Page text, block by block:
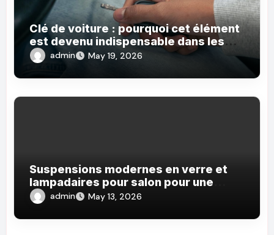
Clé de voiture : pourquoi cet élément
est devenu indispensable dans les
véhicules modernes
admin May 19, 2026
Suspensions modernes en verre et
lampadaires pour salon pour une
décoration élégante
admin May 13, 2026